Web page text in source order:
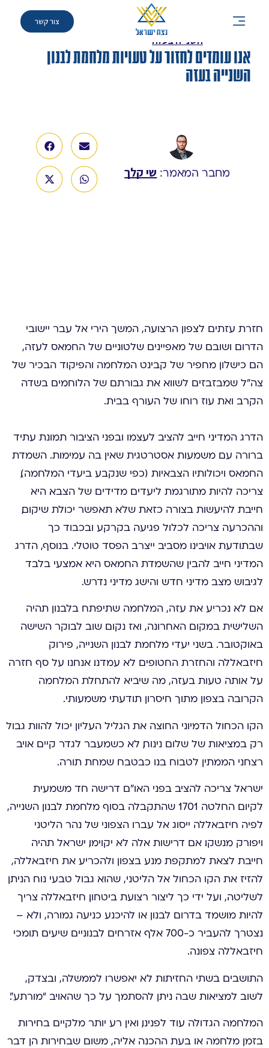
צור קשר
אנו עומדים לחזור על טעויות מלחמת לבנון
השנייה בעזה
אנו עומדים לחזור על טעויות מלחמת לבנון
השנייה בעזה
מחבר המאמר: שי קלך
חזרת עזתים לצפון הרצועה, המשך הירי אל עבר יישובי
הדרום ושובם של מאפיינים שלטוניים של החמאס לעזה,
הם כישלון מחפיר של קבינט המלחמה והפיקוד הבכיר של
צה”ל שמבזבזים לשווא את גבורתם של הלוחמים בשדה
הקרב ואת עוז רוחו של העורף בבית.
הדרג המדיני חייב להציב לעצמו ובפני הציבור תמונת עתיד
ברורה עם משמעות אסטרטגית שאין בה עמימות. השמדת
החמאס ויכולותיו הצבאיות (כפי שנקבע ביעדי המלחמה),
צריכה להיות מתורגמת ליעדים מדידים של הצבא. היא
חייבת להיעשות בצורה כזאת שלא תאפשר יכולת שיקום,
וההכרעה צריכה לכלול פגיעה בקרקע ובכבוד כך
שבתודעת אויבינו מסביב ייצרב הפסד טוטלי. בנוסף, הדרג
המדיני חייב להבין שהשמדת החמאס היא אמצעי בלבד
לגיבוש מצב מדיני חדש והישג מדיני נדרש.
אם לא נכריע את עזה, המלחמה שתיפתח בלבנון תהיה
השלישית במקום האחרונה, ואז נקום שוב לבוקר השישה
באוקטובר. בשני יעדי מלחמת לבנון השנייה, פירוק
חיזבאללה והחזרת החטופים לא עמדנו. אנחנו על סף חזרה
על אותה טעות בעזה, מה שיביא להתחלת המלחמה
הקרובה בצפון מתוך חיסרון תודעתי משמעותי.
הקו הכחול הדמיוני החוצה את הגליל העליון יכול להוות גבול
רק במציאות של שלום נינוח, לא כשמעבר לגדר קיים אויב
רצחני הממתין לטבוח בנו כבטבח שמחת תורה.
ישראל צריכה להציב בפני האו”ם דרישה חד משמעית
לקיום החלטה 1701 שהתקבלה בסוף מלחמת לבנון השנייה,
לפיה חיזבאללה ייסוג אל עברו הצפוני של נהר הליטני
ויפורק מנשקו. אם דרישות אלה לא יקוימו, ישראל תהיה
חייבת לצאת למתקפת מנע בצפון ולהכריע את חיזבאללה,
להזיז את הקו הכחול אל הליטני, שהוא גבול טבעי נוח הניתן
לשליטה, ועל ידי כך ליצור רצועת ביטחון. חיזבאללה צריך
להיות מושמד בדרום לבנון או להיכנע כניעה גמורה, ולא –
נצטרך להעביר כ-700 אלף אזרחים לבנוניים שיעים תומכי
חיזבאללה צפונה.
התושבים בשתי החזיתות לא יאפשרו לממשלה, ובצדק,
לשוב למציאות שבה ניתן להסתמך על כך שהאויב “מורתע”.
המלחמה הגדולה עוד לפנינו, ואין רע יותר מלקיים בחירות
בזמן מלחמה או בעת ההכנה אליה, משום שבחירות הן דבר